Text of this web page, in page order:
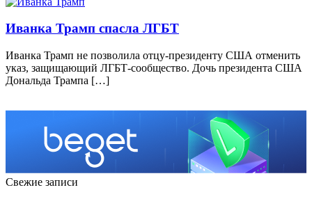
Иванка Трамп спасла ЛГБТ
Иванка Трамп не позволила отцу-президенту США отменить
указ, защищающий ЛГБТ-сообщество. Дочь президента США
Дональда Трампа […]
Свежие записи